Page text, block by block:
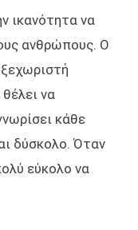
ικανότητα να
ανθρώπους. Ο
να
κάθε
δύσκολο. Όταν
εύκολο να